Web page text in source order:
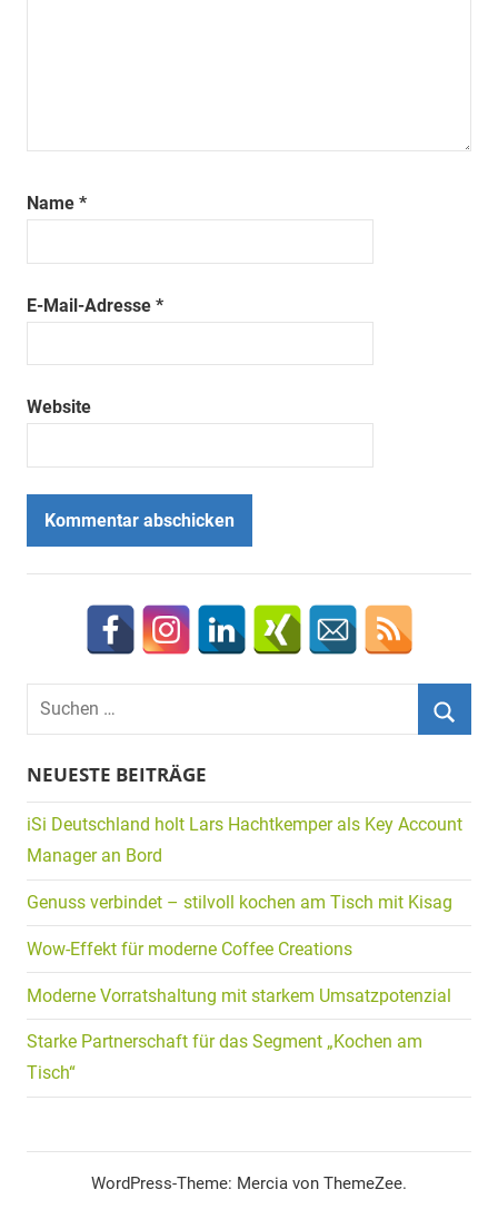
Name *
E-Mail-Adresse *
Website
Suchen
nach:
NEUESTE BEITRÄGE
iSi Deutschland holt Lars Hachtkemper als Key Account
Manager an Bord
Genuss verbindet – stilvoll kochen am Tisch mit Kisag
Wow-Effekt für moderne Coffee Creations
Moderne Vorratshaltung mit starkem Umsatzpotenzial
Starke Partnerschaft für das Segment „Kochen am
Tisch“
WordPress-Theme: Mercia von ThemeZee.